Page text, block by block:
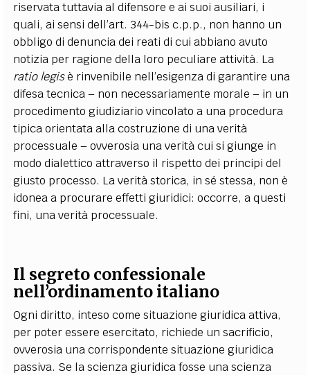
riservata tuttavia al difensore e ai suoi ausiliari, i
quali, ai sensi dell’art. 344-bis c.p.p., non hanno un
obbligo di denuncia dei reati di cui abbiano avuto
notizia per ragione della loro peculiare attività. La
ratio legisè rinvenibile nell’esigenza di garantire una
difesa tecnica – non necessariamente morale – in un
procedimento giudiziario vincolato a una procedura
tipica orientata alla costruzione di una verità
processuale – ovverosia una verità cui si giunge in
modo dialettico attraverso il rispetto dei principi del
giusto processo. La verità storica, in sé stessa, non è
idonea a procurare effetti giuridici: occorre, a questi
fini, una verità processuale.
Il segreto confessionale
nell’ordinamento italiano
Ogni diritto, inteso come situazione giuridica attiva,
per poter essere esercitato, richiede un sacrificio,
ovverosia una corrispondente situazione giuridica
passiva. Se la scienza giuridica fosse una scienza